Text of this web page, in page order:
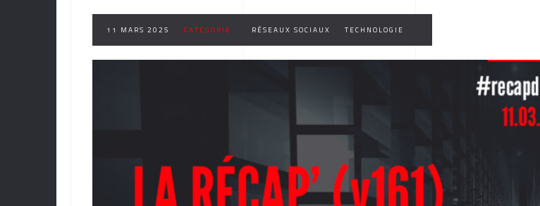
11 MARS 2025 CATÉGORIE : RÉSEAUX SOCIAUX TECHNOLOGIE